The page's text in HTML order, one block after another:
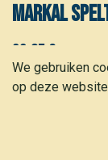
Markal
22,95 €
We gebruiken
op deze